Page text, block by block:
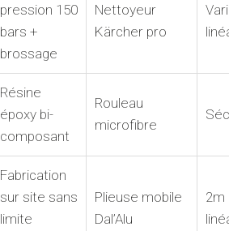
pression 150
bars +
brossage
Nettoyeur
Kärcher pro
Résine
époxy bi-
composant
Rouleau
microfibre
Fabrication
sur site sans
limite
Plieuse mobile
Dal’Alu
2m